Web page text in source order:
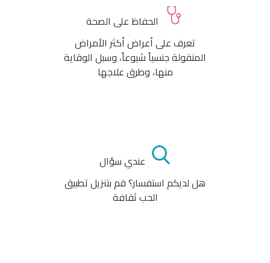
الحفاظ على الصحة
تعرف على أعراض أكثر الأمراض
المنقولة جنسياً شيوعاً، وسبل الوقاية
منها، وطرق علاجها
عندي سؤال
هل لديكم استفسار؟ قم بتنزيل تطبيق
الحب ثقافة